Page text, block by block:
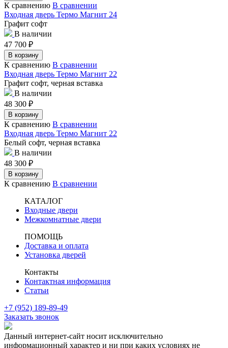
К сравнению В сравнении
Входная дверь Термо Магнит 24
Графит софт
В наличии
47 700 ₽
В корзину
К сравнению В сравнении
Входная дверь Термо Магнит 22
Графит софт, черная вставка
В наличии
48 300 ₽
В корзину
К сравнению В сравнении
Входная дверь Термо Магнит 22
Белый софт, черная вставка
В наличии
48 300 ₽
В корзину
К сравнению В сравнении
КАТАЛОГ
Входные двери
Межкомнатные двери
ПОМОЩЬ
Доставка и оплата
Установка дверей
Контакты
Контактная информация
Статьи
+7 (952) 189-89-49
Заказать звонок
Данный интернет-сайт носит исключительно
информационный характер и ни при каких условиях не